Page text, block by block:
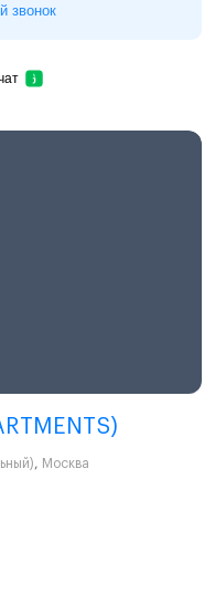
звонок
в чат
, Москва